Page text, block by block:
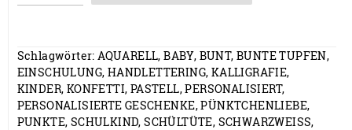
Schlagwörter:AQUARELL,BABY, BUNT, BUNTE TUPFEN,
EINSCHULUNG, HANDLETTERING, KALLIGRAFIE,
KINDER, KONFETTI, PASTELL,PERSONALISIERT,
PERSONALISIERTE GESCHENKE,PÜNKTCHENLIEBE,
PUNKTE, SCHULKIND,SCHÜLTÜTE, SCHWARZWEISS ,